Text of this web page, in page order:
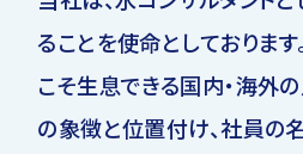
ることを使命としておりま
こそ生息できる国内・海外
の象徴と位置付け、社員の